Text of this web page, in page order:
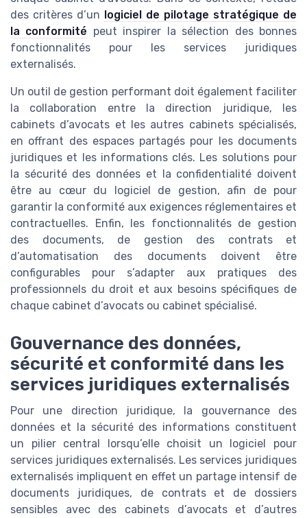
des critères d’un
logiciel de pilotage stratégique de
la conformité peut inspirer la sélection des bonnes
fonctionnalités pour les services juridiques
externalisés.
Un outil de gestion performant doit également faciliter
la collaboration entre la direction juridique, les
cabinets d’avocats et les autres cabinets spécialisés,
en offrant des espaces partagés pour les documents
juridiques et les informations clés. Les solutions pour
la sécurité des données et la confidentialité doivent
être au cœur du logiciel de gestion, afin de pour
garantir la conformité aux exigences réglementaires et
contractuelles. Enfin, les fonctionnalités de gestion
des documents, de gestion des contrats et
d’automatisation des documents doivent être
configurables pour s’adapter aux pratiques des
professionnels du droit et aux besoins spécifiques de
chaque cabinet d’avocats ou cabinet spécialisé.
Gouvernance des données,
sécurité et conformité dans les
services juridiques externalisés
Pour une direction juridique, la gouvernance des
données et la sécurité des informations constituent
un pilier central lorsqu’elle choisit un logiciel pour
services juridiques externalisés. Les services juridiques
externalisés impliquent en effet un partage intensif de
documents juridiques, de contrats et de dossiers
sensibles avec des cabinets d’avocats et d’autres